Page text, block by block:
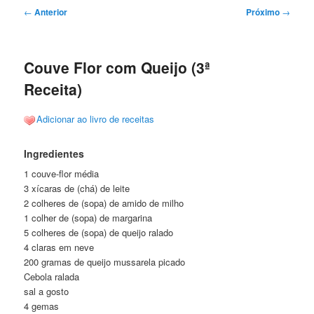
Navegação
← Anterior Próximo →
Couve Flor com Queijo (3ª
Receita)
Adicionar ao livro de receitas
Ingredientes
1 couve-flor média
3 xícaras de (chá) de leite
2 colheres de (sopa) de amido de milho
1 colher de (sopa) de margarina
5 colheres de (sopa) de queijo ralado
4 claras em neve
200 gramas de queijo mussarela picado
Cebola ralada
sal a gosto
4 gemas